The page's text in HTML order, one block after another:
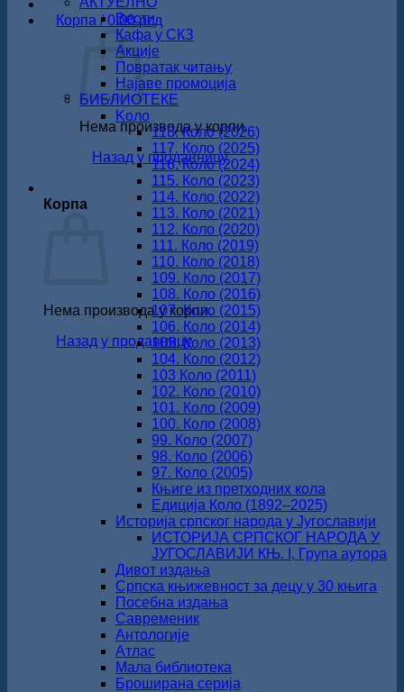
Корпа /0.00рсд
Нема производа у корпи.
Назад у продавницу
Корпа
Нема производа у корпи.
Назад у продавницу
Вести
Кафа у СКЗ
Акције
Повратак читању
Најаве промоција
БИБЛИОТЕКЕ
Koло
118. Коло (2026)
117. Коло (2025)
116. Коло (2024)
115. Коло (2023)
114. Коло (2022)
113. Коло (2021)
112. Коло (2020)
111. Коло (2019)
110. Коло (2018)
109. Коло (2017)
108. Коло (2016)
107. Коло (2015)
106. Коло (2014)
105. Коло (2013)
104. Коло (2012)
103 Коло (2011)
102. Коло (2010)
101. Коло (2009)
100. Коло (2008)
99. Коло (2007)
98. Коло (2006)
97. Коло (2005)
Књиге из претходних кола
Едиција Коло (1892‒2025)
Историја српског народа у Југославији
ИСТОРИЈА СРПСКОГ НАРОДА У
ЈУГОСЛАВИЈИ КЊ. I, Група аутора
Дивот издања
Српска књижевност за децу у 30 књига
Посебна издања
Савременик
Антологије
Атлас
Мала библиотека
Броширана серија